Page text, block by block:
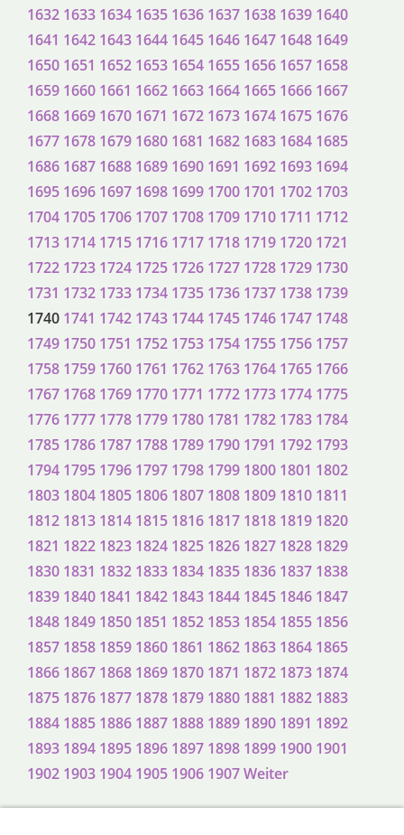
1632 1633 1634 1635 1636 1637 1638 1639 1640
1641 1642 1643 1644 1645 1646 1647 1648 1649
1650 1651 1652 1653 1654 1655 1656 1657 1658
1659 1660 1661 1662 1663 1664 1665 1666 1667
1668 1669 1670 1671 1672 1673 1674 1675 1676
1677 1678 1679 1680 1681 1682 1683 1684 1685
1686 1687 1688 1689 1690 1691 1692 1693 1694
1695 1696 1697 1698 1699 1700 1701 1702 1703
1704 1705 1706 1707 1708 1709 1710 1711 1712
1713 1714 1715 1716 1717 1718 1719 1720 1721
1722 1723 1724 1725 1726 1727 1728 1729 1730
1731 1732 1733 1734 1735 1736 1737 1738 1739
1740 1741 1742 1743 1744 1745 1746 1747 1748
1749 1750 1751 1752 1753 1754 1755 1756 1757
1758 1759 1760 1761 1762 1763 1764 1765 1766
1767 1768 1769 1770 1771 1772 1773 1774 1775
1776 1777 1778 1779 1780 1781 1782 1783 1784
1785 1786 1787 1788 1789 1790 1791 1792 1793
1794 1795 1796 1797 1798 1799 1800 1801 1802
1803 1804 1805 1806 1807 1808 1809 1810 1811
1812 1813 1814 1815 1816 1817 1818 1819 1820
1821 1822 1823 1824 1825 1826 1827 1828 1829
1830 1831 1832 1833 1834 1835 1836 1837 1838
1839 1840 1841 1842 1843 1844 1845 1846 1847
1848 1849 1850 1851 1852 1853 1854 1855 1856
1857 1858 1859 1860 1861 1862 1863 1864 1865
1866 1867 1868 1869 1870 1871 1872 1873 1874
1875 1876 1877 1878 1879 1880 1881 1882 1883
1884 1885 1886 1887 1888 1889 1890 1891 1892
1893 1894 1895 1896 1897 1898 1899 1900 1901
1902 1903 1904 1905 1906 1907Weiter